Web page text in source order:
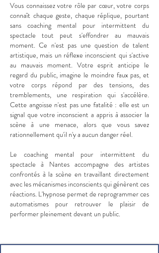
Vous connaissez votre rôle par cœur, votre corps
connaît chaque geste, chaque réplique, pourtant
sans coaching mental pour intermittent du
spectacle tout peut s'effondrer au mauvais
moment. Ce n'est pas une question de talent
artistique, mais un réflexe inconscient qui s'active
au mauvais moment. Votre esprit anticipe le
regard du public, imagine le moindre faux pas, et
votre corps répond par des tensions, des
tremblements, une respiration qui s'accélère.
Cette angoisse n'est pas une fatalité : elle est un
signal que votre inconscient a appris à associer la
scène à une menace, alors que vous savez
rationnellement qu'il n'y a aucun danger réel.
Le coaching mental pour intermittent du
spectacle à Nantes accompagne des artistes
confrontés à la scène en travaillant directement
avec les mécanismes inconscients qui génèrent ces
réactions. L'hypnose permet de reprogrammer ces
automatismes pour retrouver le plaisir de
performer pleinement devant un public.